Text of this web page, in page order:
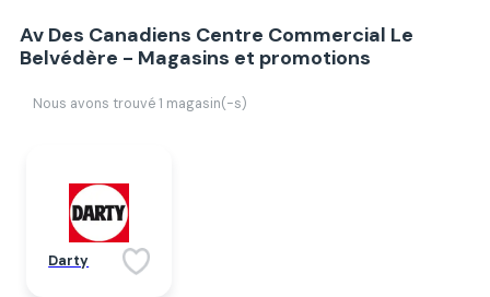
Promoaccro
l'application
Av Des Canadiens Centre Commercial Le
Belvédère - Magasins et promotions
Nous avons trouvé 1 magasin(-s)
Darty